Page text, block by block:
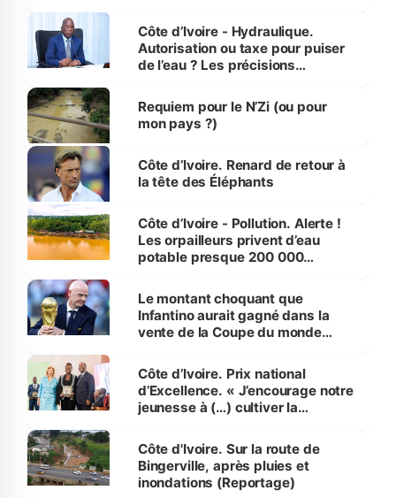
Côte d’Ivoire - Hydraulique.
Autorisation ou taxe pour puiser
de l’eau ? Les précisions
Requiem pour le N’Zi (ou pour
mon pays ?)
Côte d’Ivoire. Renard de retour à
la tête des Éléphants
Côte d’Ivoire - Pollution. Alerte !
Les orpailleurs privent d’eau
potable presque 200 000
Le montant choquant que
Infantino aurait gagné dans la
vente de la Coupe du monde
Côte d’Ivoire. Prix national
d’Excellence. « J’encourage notre
jeunesse à (…) cultiver la
(Alassane Ouattara
Côte d'Ivoire. Sur la route de
Bingerville, après pluies et
inondations (Reportage)